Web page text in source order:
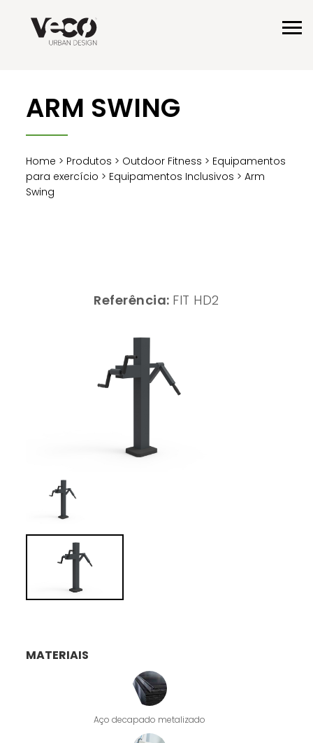
ARM SWING
Home > Produtos > Outdoor Fitness > Equipamentos
para exercício > Equipamentos Inclusivos > Arm
Swing
Referência: FIT HD2
MATERIAIS
Aço decapado metalizado